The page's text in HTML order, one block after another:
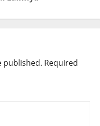
published. Required